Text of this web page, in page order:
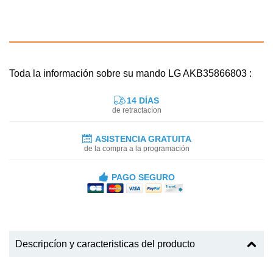
Toda la información sobre su mando LG AKB35866803 :
14 DÍAS
de retractacíon
ASISTENCIA GRATUITA
de la compra a la programación
PAGO SEGURO
Descripcíon y caracteristicas del producto